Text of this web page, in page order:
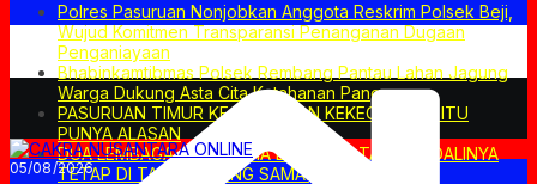
Polres Pasuruan Nonjobkan Anggota Reskrim Polsek Beji,
Wujud Komitmen Transparansi Penanganan Dugaan
Penganiayaan
Bhabinkamtibmas Polsek Rembang Pantau Lahan Jagung
Warga Dukung Asta Cita Ketahanan Pangan
PASURUAN TIMUR KECEWA. DAN KEKECEWAAN ITU
PUNYA ALASAN
DUA LEMBAGA, DUA NAMA BERBEDA. TAPI KENDALINYA
TETAP DI TANGAN YANG SAMA.
05/08/2026